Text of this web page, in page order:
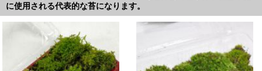
に使用される代表的な苔になります。